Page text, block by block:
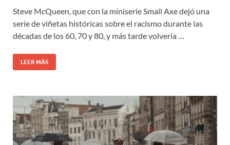
Steve McQueen, que con la miniserie Small Axe dejó una
serie de viñetas históricas sobre el racismo durante las
décadas de los 60, 70 y 80, y más tarde volvería …
LEER MÁS